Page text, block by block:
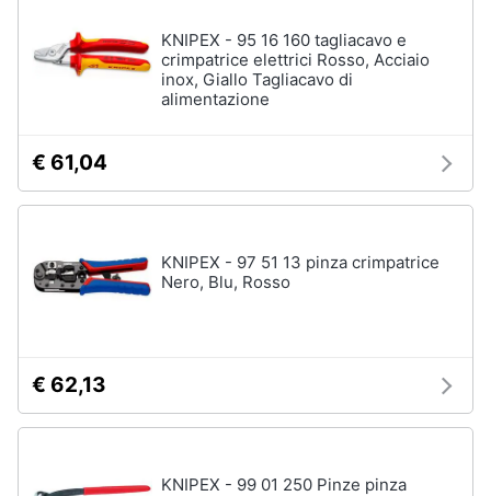
KNIPEX - 95 16 160 tagliacavo e
crimpatrice elettrici Rosso, Acciaio
inox, Giallo Tagliacavo di
alimentazione
€ 61,04
KNIPEX - 97 51 13 pinza crimpatrice
Nero, Blu, Rosso
€ 62,13
KNIPEX - 99 01 250 Pinze pinza